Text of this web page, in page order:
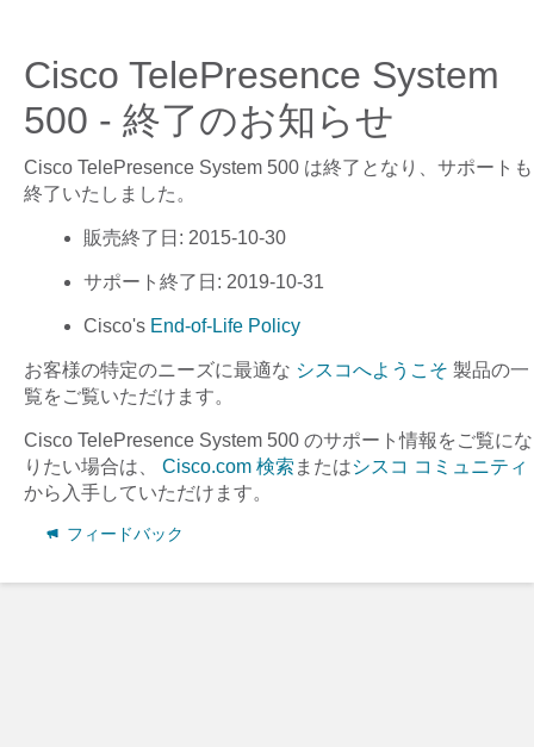
Cisco TelePresence System
500 - 終了のお知らせ
Cisco TelePresence System 500 は終了となり、サポートも
終了いたしました。
販売終了日 : 2015-10-30
サポート終了日 : 2019-10-31
Cisco's End-of-Life Policy
お客様の特定のニーズに最適な シスコへようこそ 製品の一
覧をご覧いただけます。
Cisco TelePresence System 500 のサポート情報をご覧にな
りたい場合は、 Cisco.com 検索 またはシスコ コミュニティ
から入手していただけます。
フィードバック